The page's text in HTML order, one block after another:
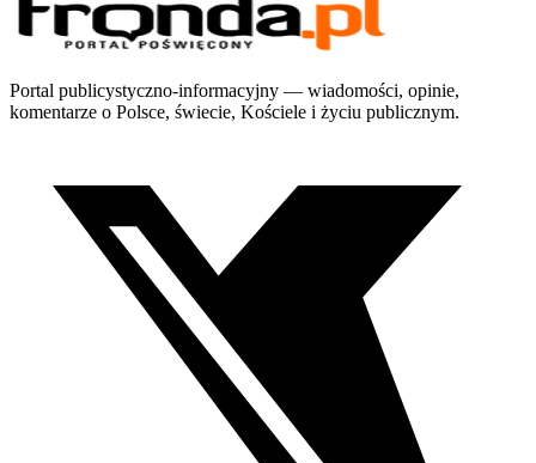
Portal publicystyczno-informacyjny — wiadomości, opinie,
komentarze o Polsce, świecie, Kościele i życiu publicznym.